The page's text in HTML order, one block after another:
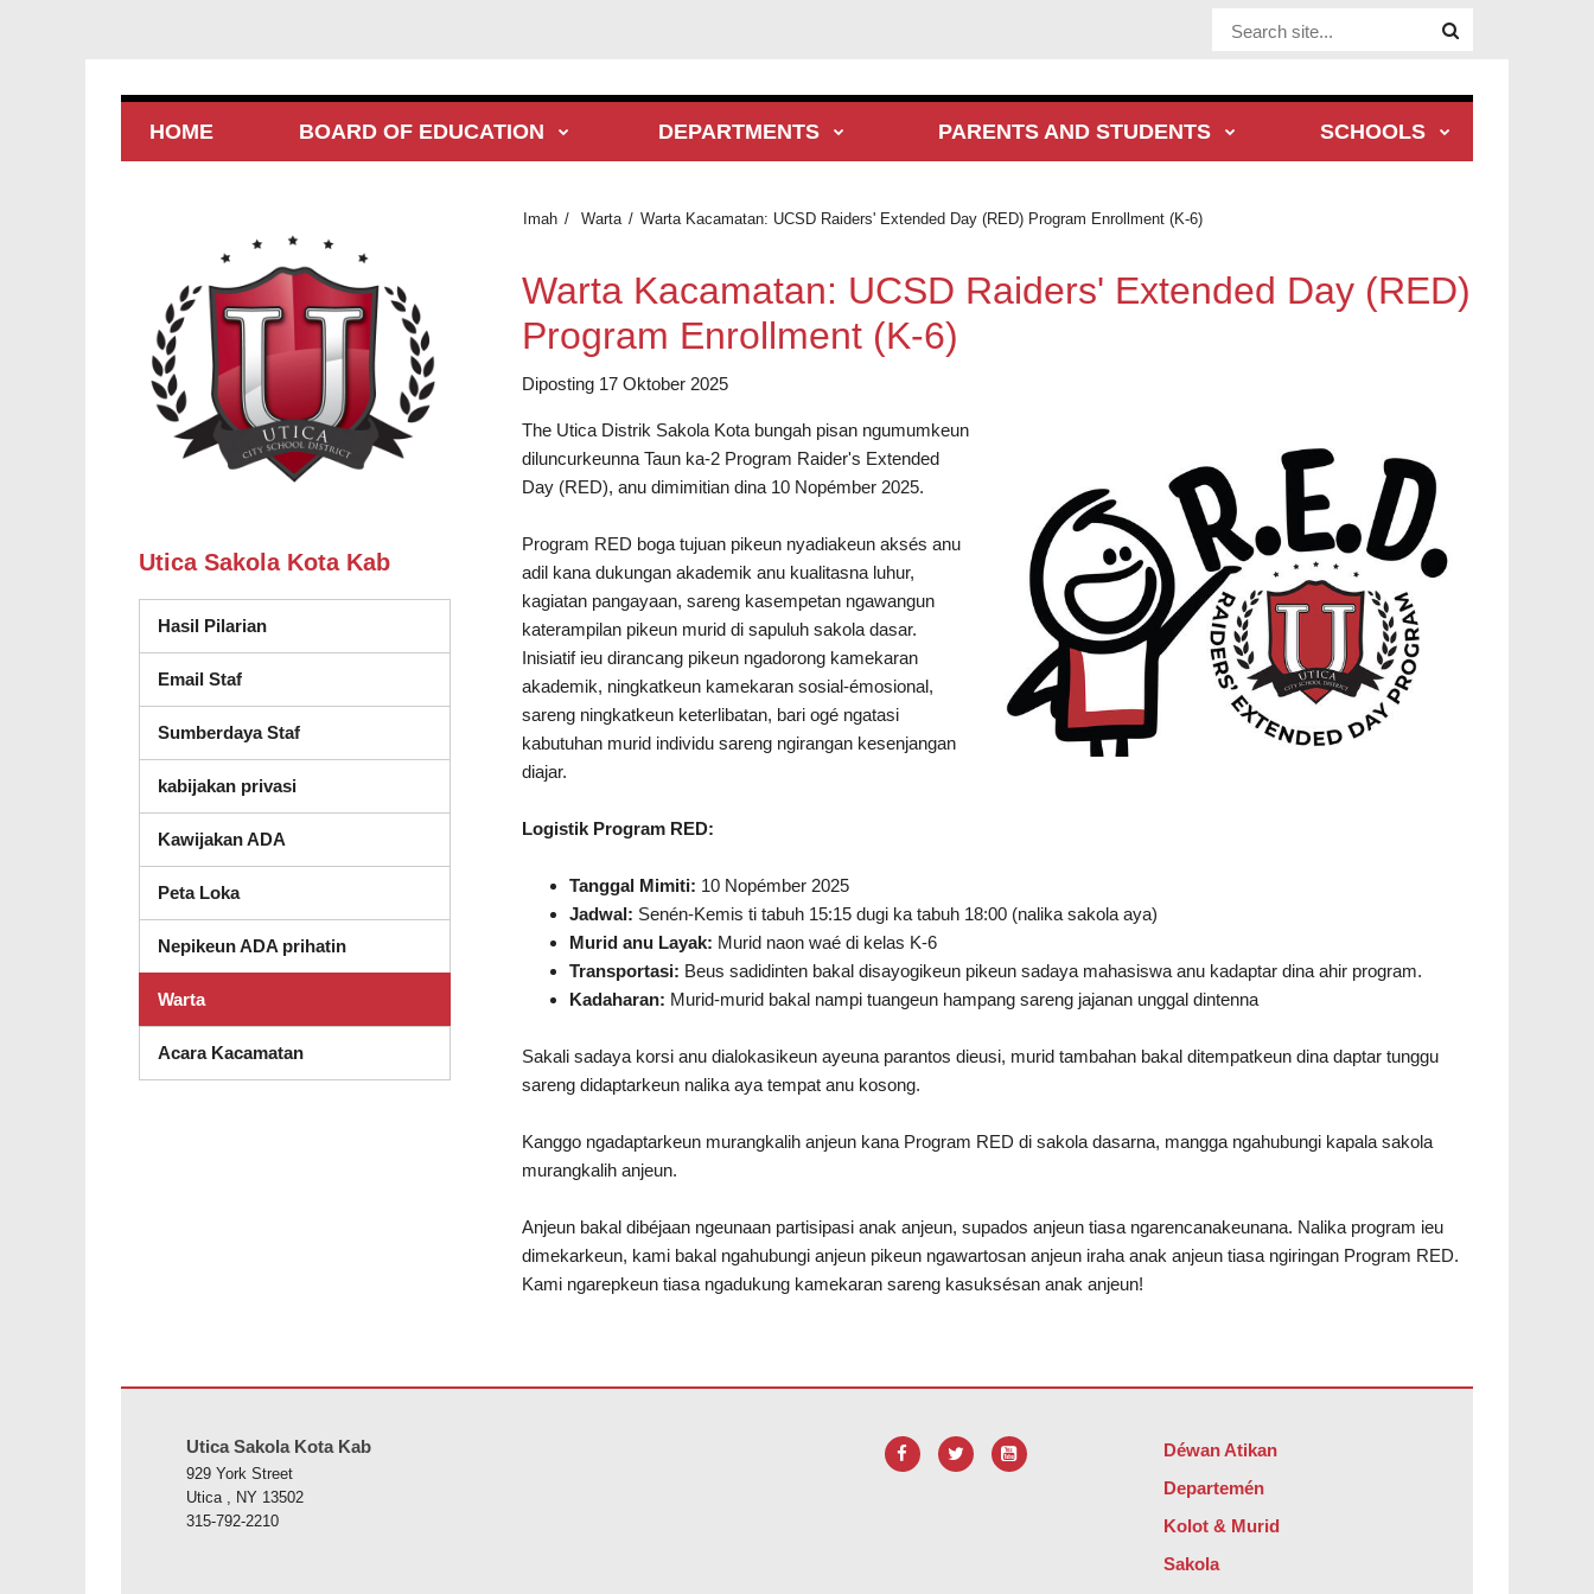
Website Site
HOME BOARD OF EDUCATION DEPARTMENTS PARENTS AND STUDENTS SCHOOLS
Imah Warta Warta Kacamatan: UCSD Raiders' Extended Day (RED) Program Enrollment (K-6)
Warta Kacamatan: UCSD Raiders' Extended Day (RED)
Program Enrollment (K-6)
Diposting 17 Oktober 2025
The Utica Distrik Sakola Kota bungah pisan ngumumkeun
diluncurkeunna Taun ka-2 Program Raider's Extended
Day (RED), anu dimimitian dina 10 Nopémber 2025.
Program RED boga tujuan pikeun nyadiakeun aksés anu
adil kana dukungan akademik anu kualitasna luhur,
kagiatan pangayaan, sareng kasempetan ngawangun
katerampilan pikeun murid di sapuluh sakola dasar.
Inisiatif ieu dirancang pikeun ngadorong kamekaran
akademik, ningkatkeun kamekaran sosial-émosional,
sareng ningkatkeun keterlibatan, bari ogé ngatasi
kabutuhan murid individu sareng ngirangan kesenjangan
diajar.
Logistik Program RED:
Tanggal Mimiti: 10 Nopémber 2025
Jadwal: Senén-Kemis ti tabuh 15:15 dugi ka tabuh 18:00 (nalika sakola aya)
Murid anu Layak: Murid naon waé di kelas K-6
Transportasi: Beus sadidinten bakal disayogikeun pikeun sadaya mahasiswa anu kadaptar dina ahir program.
Kadaharan: Murid-murid bakal nampi tuangeun hampang sareng jajanan unggal dintenna
Sakali sadaya korsi anu dialokasikeun ayeuna parantos dieusi, murid tambahan bakal ditempatkeun dina daptar tunggu
sareng didaptarkeun nalika aya tempat anu kosong.
Kanggo ngadaptarkeun murangkalih anjeun kana Program RED di sakola dasarna, mangga ngahubungi kapala sakola
murangkalih anjeun.
Anjeun bakal dibéjaan ngeunaan partisipasi anak anjeun, supados anjeun tiasa ngarencanakeunana. Nalika program ieu
dimekarkeun, kami bakal ngahubungi anjeun pikeun ngawartosan anjeun iraha anak anjeun tiasa ngiringan Program RED.
Kami ngarepkeun tiasa ngadukung kamekaran sareng kasuksésan anak anjeun!
Utica Sakola Kota Kab
Hasil Pilarian
Email Staf
Sumberdaya Staf
kabijakan privasi
Kawijakan ADA
Peta Loka
Nepikeun ADA prihatin
Warta
Acara Kacamatan
Utica Sakola Kota Kab
929 York Street
Utica , NY 13502
315-792-2210
Déwan Atikan
Departemén
Kolot & Murid
Sakola